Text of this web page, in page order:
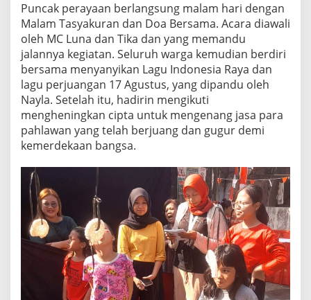
I
k
e
8
0
d
e
n
g
a
n
S
e
r
u
,
D
o
Puncak perayaan berlangsung malam hari dengan
Malam Tasyakuran dan Doa Bersama. Acara diawali
oleh MC Luna dan Tika dan yang memandu
jalannya kegiatan. Seluruh warga kemudian berdiri
bersama menyanyikan Lagu Indonesia Raya dan
lagu perjuangan 17 Agustus, yang dipandu oleh
Nayla. Setelah itu, hadirin mengikuti
mengheningkan cipta untuk mengenang jasa para
pahlawan yang telah berjuang dan gugur demi
kemerdekaan bangsa.